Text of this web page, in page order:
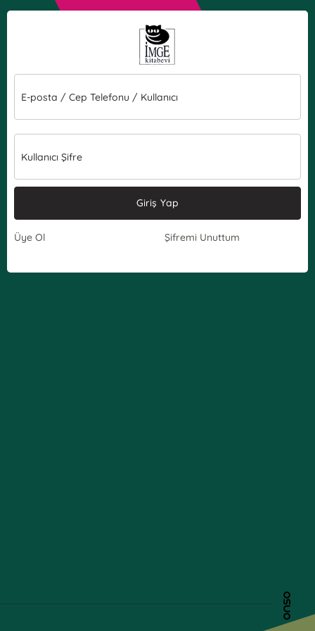
E-posta / Cep Telefonu / Kullanıcı
Kullanıcı Şifre
Giriş Yap
Üye Ol Şifremi Unuttum